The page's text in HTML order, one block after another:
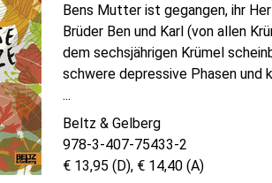
Bens Mutter ist gegangen, ihr
Brüder Ben und Karl (von allen
dem sechsjährigen Krümel
schwere depressive Phasen und
...
Beltz & Gelberg
978-3-407-75433-2
€ 13,95 (D), € 14,40 (A)